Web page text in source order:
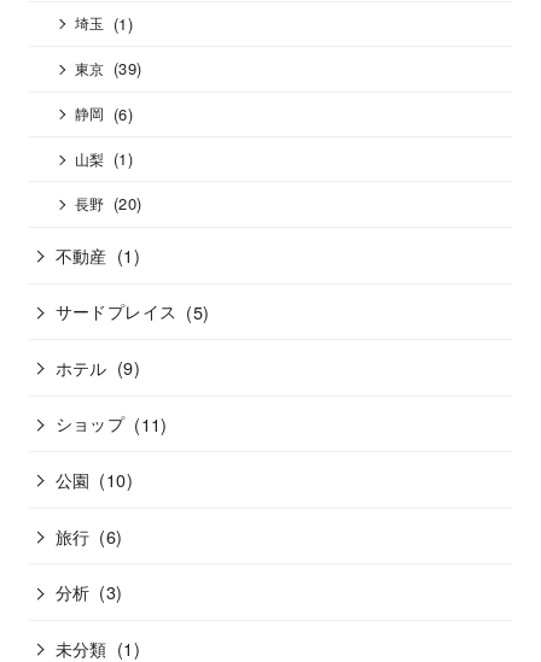
埼玉 (1)
東京 (39)
静岡 (6)
山梨 (1)
長野 (20)
不動産 (1)
サードプレイス (5)
ホテル (9)
ショップ (11)
公園 (10)
旅行 (6)
分析 (3)
未分類 (1)